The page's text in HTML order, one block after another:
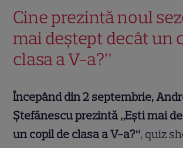
Cine prezintă noul
mai deștept decât un
clasa a V-a?”
Începând din 2 septembrie,
Ștefănescu prezintă „Ești mai
un copil de clasa a V-a?“, quiz